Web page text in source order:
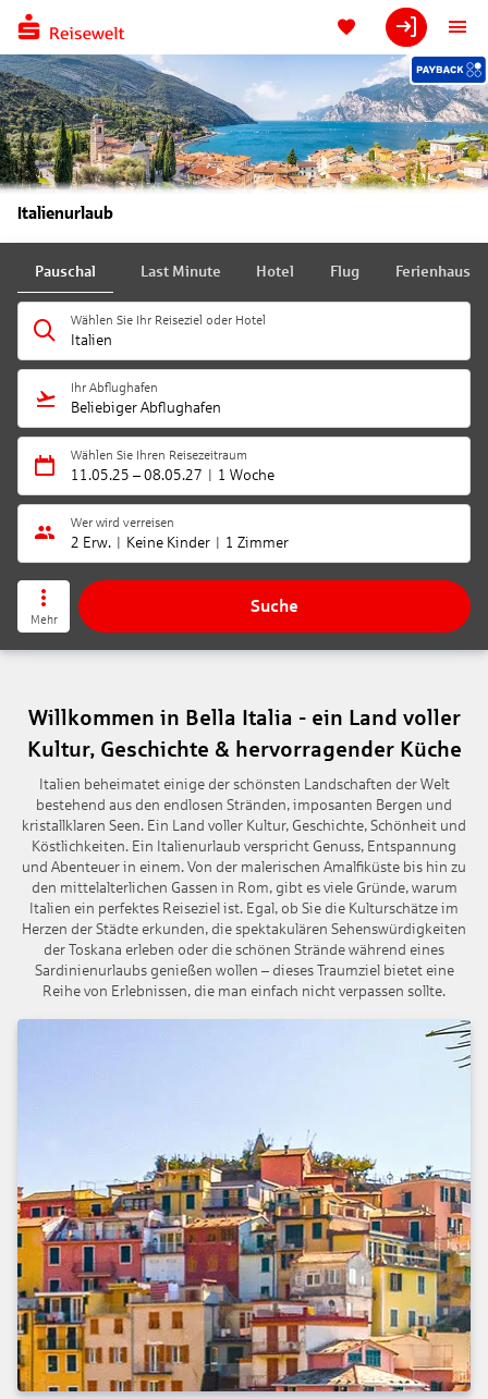
Italienurlaub
Pauschal Last Minute Hotel Flug Ferienhaus
Wählen Sie Ihr Reiseziel oder Hotel
Italien
Ihr Abflughafen
Beliebiger Abflughafen
Wählen Sie Ihren Reisezeitraum
11.05.25 – 08.05.27 1 Woche
Wer wird verreisen
2 Erw. Keine Kinder 1 Zimmer
Mehr
Suche
Willkommen in Bella Italia - ein Land voller
Kultur, Geschichte & hervorragender Küche
Italien beheimatet einige der schönsten Landschaften der Welt
bestehend aus den endlosen Stränden, imposanten Bergen und
kristallklaren Seen. Ein Land voller Kultur, Geschichte, Schönheit und
Köstlichkeiten. Ein Italienurlaub verspricht Genuss, Entspannung
und Abenteuer in einem. Von der malerischen Amalfiküste bis hin zu
den mittelalterlichen Gassen in Rom, gibt es viele Gründe, warum
Italien ein perfektes Reiseziel ist. Egal, ob Sie die Kulturschätze im
Herzen der Städte erkunden, die spektakulären Sehenswürdigkeiten
der Toskana erleben oder die schönen Strände während eines
Sardinienurlaubs genießen wollen – dieses Traumziel bietet eine
Reihe von Erlebnissen, die man einfach nicht verpassen sollte.